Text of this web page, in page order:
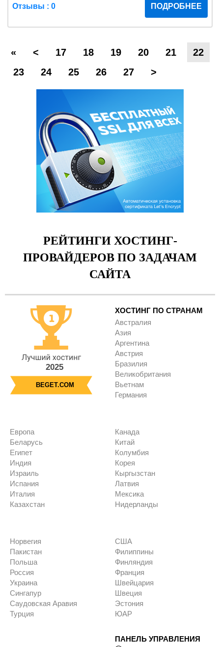
Отзывы : 0 ПОДРОБНЕЕ
« < 17 18 19 20 21
22
23
24 25 26 27 >
РЕЙТИНГИ ХОСТИНГ-
ПРОВАЙДЕРОВ ПО ЗАДАЧАМ
САЙТА
2025
BEGET.COM
ХОСТИНГ ПО СТРАНАМ
Австралия
Азия
Аргентина
Австрия
Бразилия
Великобритания
Вьетнам
Германия
Европа
Беларусь
Египет
Индия
Израиль
Испания
Италия
Казахстан
Канада
Китай
Колумбия
Корея
Кыргызстан
Латвия
Мексика
Нидерланды
Норвегия
Пакистан
Польша
Россия
Украина
Сингапур
Саудовская Аравия
Турция
США
Филиппины
Финляндия
Франция
Швейцария
Швеция
Эстония
ЮАР
ПАНЕЛЬ УПРАВЛЕНИЯ